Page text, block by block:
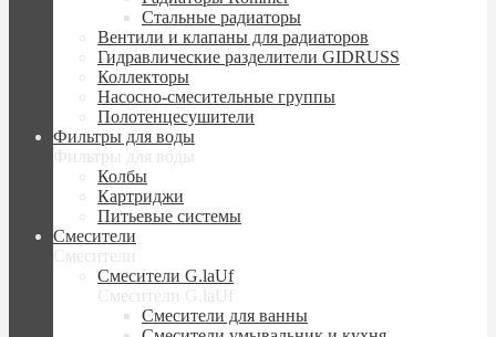
Стальные радиаторы
Вентили и клапаны для радиаторов
Гидравлические разделители GIDRUSS
Коллекторы
Насосно-смесительные группы
Полотенцесушители
Фильтры для воды
Фильтры для воды
Колбы
Картриджи
Питьевые системы
Смесители
Смесители
Смесители G.laUf
Смесители G.laUf
Смесители для ванны